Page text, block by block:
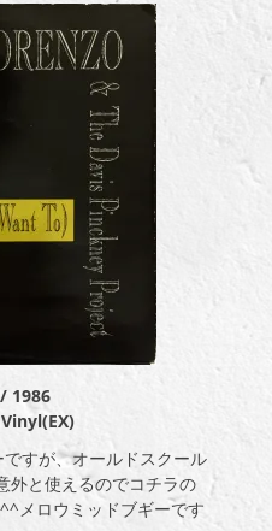
1986
すが、オールドスクール
外と使えるのでコチラの
メロウミッドブギーです